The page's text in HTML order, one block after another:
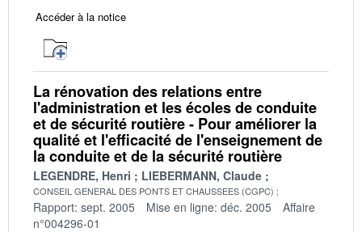
Accéder à la notice
La rénovation des relations entre
l'administration et les écoles de conduite
et de sécurité routière - Pour améliorer la
qualité et l'efficacité de l'enseignement de
la conduite et de la sécurité routière
LEGENDRE, Henri LIEBERMANN, Claude
CONSEIL GENERAL DES PONTS ET CHAUSSEES (CGPC)
Rapport: sept. 2005 Mise en ligne: déc. 2005
Affaire
n°004296-01